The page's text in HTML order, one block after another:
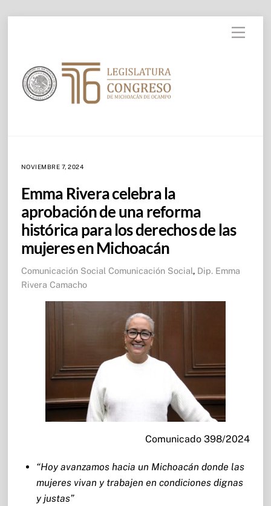
Menu
NOVIEMBRE 7, 2024
Emma Rivera celebra la
aprobación de una reforma
histórica para los derechos de las
mujeres en Michoacán
Comunicación Social Comunicación Social, Dip. Emma
Rivera Camacho
Comunicado 398/2024
“Hoy avanzamos hacia un Michoacán donde las
mujeres vivan y trabajen en condiciones dignas
y justas”